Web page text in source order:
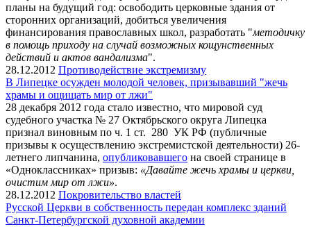
планы на будущий год: освободить церковные здания от
сторонних организаций, добиться увеличения
финансирования православных школ, разработать "методичку
в помощь приходу на случай возможных кощунственных
действий и актов вандализма".
28.12.2012 Противодействие экстремизму
В Липецке осужден молодой человек, призывавший "жечь
храмы и ощищать мир от лжи"
28 декабря 2012 года стало известно, что мировой суд
судебного участка № 27 Октябрьского округа Липецка
признал виновным по ч. 1 ст. 280 УК РФ (публичные
призывы к осуществлению экстремистской деятельности) 26-
летнего липчанина, опубликовавшего на своей странице в
«Одноклассниках» призыв: «Давайте жечь храмы и церкви,
очистим мир от лжи».
28.12.2012 Покровительство властей
Русской Церкви в собственность передан комплекс зданий
Санкт-Петербургской духовной академии